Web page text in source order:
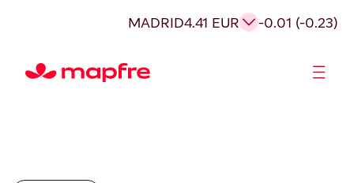
MADRID4.41 EUR -0.01 (-0.23)